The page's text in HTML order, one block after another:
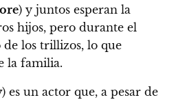
) y juntos esperan la
hijos, pero durante el
los trillizos, lo que
la familia.
) es un actor que, a pesar de